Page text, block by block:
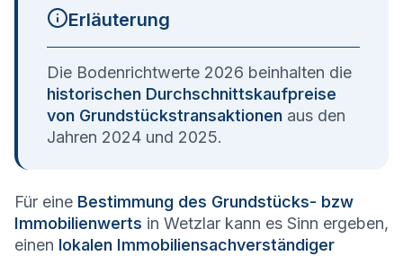
Erläuterung
Die Bodenrichtwerte 2026 beinhalten die
historischen Durchschnittskaufpreise
von Grundstückstransaktionen aus den
Jahren 2024 und 2025.
Für eine Bestimmung des Grundstücks- bzw
Immobilienwerts in Wetzlar kann es Sinn ergeben,
einen lokalen Immobiliensachverständiger